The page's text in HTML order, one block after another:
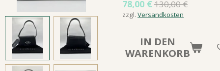
78,00 € 130,00 €
zzgl. Versandkosten
IN DEN
WARENKORB